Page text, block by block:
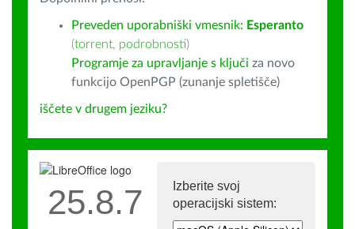
Preveden uporabniški vmesnik: Esperanto
(torrent, podrobnosti)
Programje za upravljanje s ključi za novo
funkcijo OpenPGP (zunanje spletišče)
iščete v drugem jeziku?
Izberite svoj
operacijski sistem:
25.8.7